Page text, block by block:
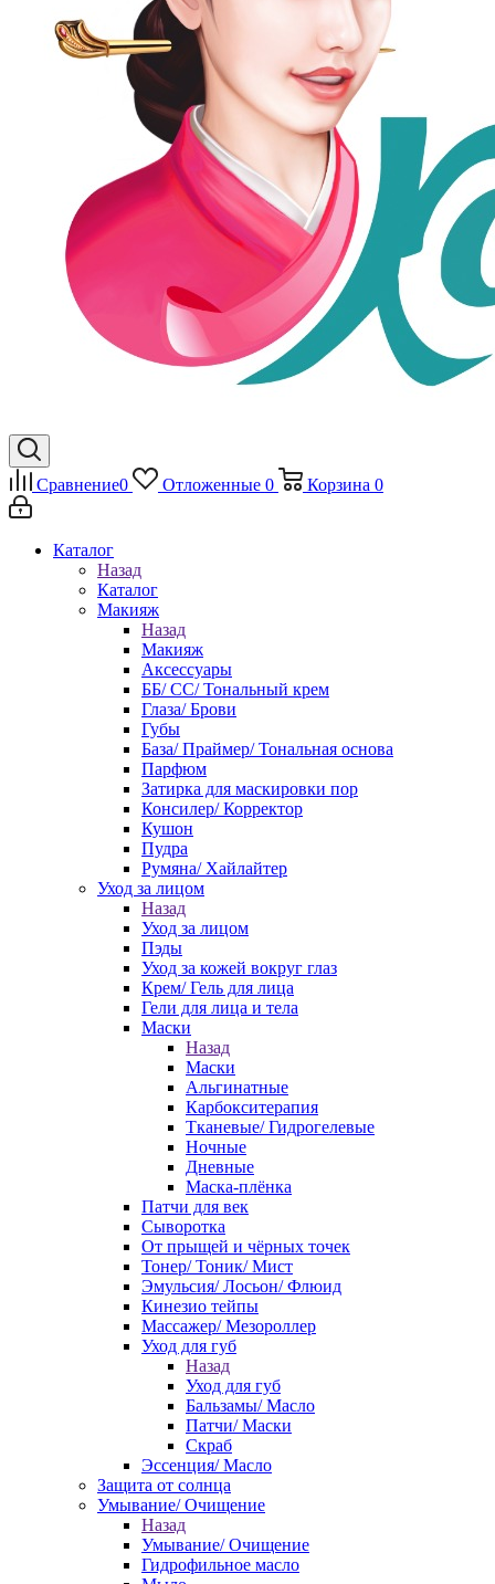
Сравнение0 Отложенные 0 Корзина 0
Каталог
Назад
Каталог
Макияж
Назад
Макияж
Аксессуары
ББ/ СС/ Тональный крем
Глаза/ Брови
Губы
База/ Праймер/ Тональная основа
Парфюм
Затирка для маскировки пор
Консилер/ Корректор
Кушон
Пудра
Румяна/ Хайлайтер
Уход за лицом
Назад
Уход за лицом
Пэды
Уход за кожей вокруг глаз
Крем/ Гель для лица
Гели для лица и тела
Маски
Назад
Маски
Альгинатные
Карбокситерапия
Тканевые/ Гидрогелевые
Ночные
Дневные
Маска-плёнка
Патчи для век
Сыворотка
От прыщей и чёрных точек
Тонер/ Тоник/ Мист
Эмульсия/ Лосьон/ Флюид
Кинезио тейпы
Массажер/ Мезороллер
Уход для губ
Назад
Уход для губ
Бальзамы/ Масло
Патчи/ Маски
Скраб
Эссенция/ Масло
Защита от солнца
Умывание/ Очищение
Назад
Умывание/ Очищение
Гидрофильное масло